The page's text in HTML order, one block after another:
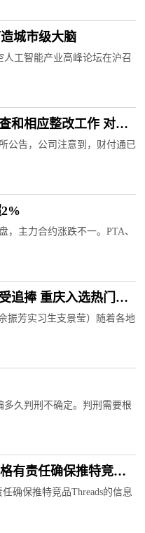
城市级大脑
人工智能产业高峰论坛在沪召
和相应整改工作 对集
公告，公司注意到，财付通已
，主力合约涨跌不一。PTA、
追捧 重庆入选热门目
振芳实习生支景莹）随着各地
久判刑不确定。判刑需要根
有责任确保推特竞品
确保推特竞品Threads的信息